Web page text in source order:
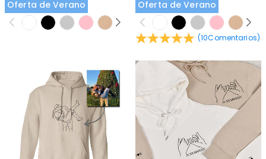
Oferta de Verano
Oferta de Verano
(10Comentarios)